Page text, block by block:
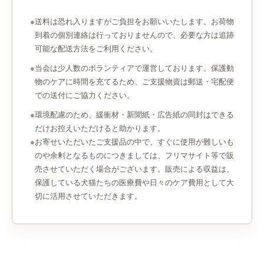
●送料は恐れ入りますがご負担をお願いいたします。お荷物
到着の個別連絡は行っておりませんので、必要な方は追跡
可能な配送方法をご利用ください。
●当会は少人数のボランティアで運営しております。保護動
物のケアに時間を充てるため、ご支援物資は郵送・宅配便
での送付にご協力ください。
●環境配慮のため、緩衝材・新聞紙・広告紙の同封はできる
だけお控えいただけると助かります。
●お寄せいただいたご支援品の中で、すぐに使用が難しいも
のや余剰となるものにつきましては、フリマサイト等で販
売させていただく場合がございます。販売による収益は、
保護している犬猫たちの医療費や日々のケア費用として大
切に活用させていただきます。